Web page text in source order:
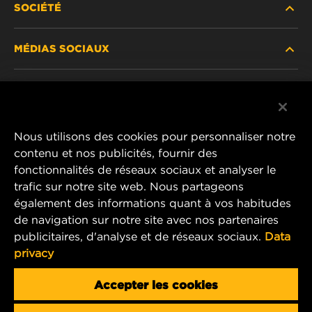
PRODUITS ABANDONNÉS / REMPLACÉS
SOCIÉTÉ
AVIS JURIDIQUE
IMPRIMER
CONTACTEZ-NOUS
MÉDIAS SOCIAUX
Instagram
YouTube
MANN+HUMMEL Middle East FZE
DAFZA (Dubai Airport Free Zone)
Office 1013, Bldg. 7WA
mhae.pmservices@mann-hummel.com
Nous utilisons des cookies pour personnaliser notre
contenu et nos publicités, fournir des
fonctionnalités de réseaux sociaux et analyser le
trafic sur notre site web. Nous partageons
également des informations quant à vos habitudes
de navigation sur notre site avec nos partenaires
publicitaires, d'analyse et de réseaux sociaux. Data
privacy
Accepter les cookies